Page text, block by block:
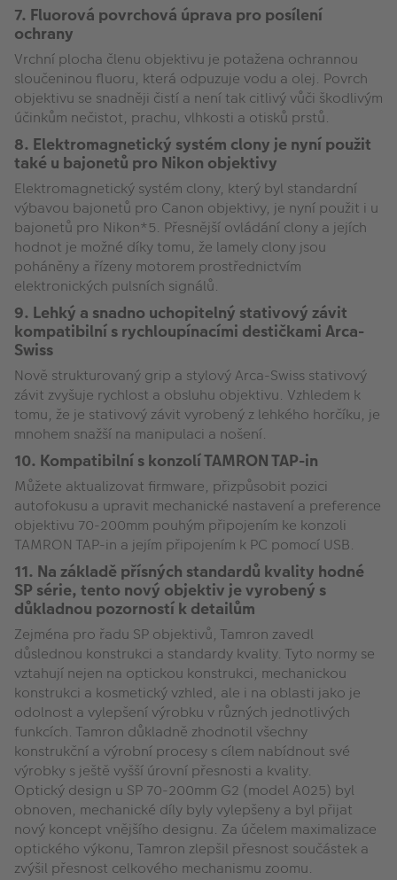
7. Fluorová povrchová úprava pro posílení
ochrany
Vrchní plocha členu objektivu je potažena ochrannou
sloučeninou fluoru, která odpuzuje vodu a olej. Povrch
objektivu se snadněji čistí a není tak citlivý vůči škodlivým
účinkům nečistot, prachu, vlhkosti a otisků prstů.
8. Elektromagnetický systém clony je nyní použit
také u bajonetů pro Nikon objektivy
Elektromagnetický systém clony, který byl standardní
výbavou bajonetů pro Canon objektivy, je nyní použit i u
bajonetů pro Nikon*5. Přesnější ovládání clony a jejích
hodnot je možné díky tomu, že lamely clony jsou
poháněny a řízeny motorem prostřednictvím
elektronických pulsních signálů.
9. Lehký a snadno uchopitelný stativový závit
kompatibilní s rychloupínacími destičkami Arca-
Swiss
Nově strukturovaný grip a stylový Arca-Swiss stativový
závit zvyšuje rychlost a obsluhu objektivu. Vzhledem k
tomu, že je stativový závit vyrobený z lehkého horčíku, je
mnohem snažší na manipulaci a nošení.
10. Kompatibilní s konzolí TAMRON TAP-in
Můžete aktualizovat firmware, přizpůsobit pozici
autofokusu a upravit mechanické nastavení a preference
objektivu 70-200mm pouhým připojením ke konzoli
TAMRON TAP-in a jejím připojením k PC pomocí USB.
11. Na základě přísných standardů kvality hodné
SP série, tento nový objektiv je vyrobený s
důkladnou pozorností k detailům
Zejména pro řadu SP objektivů, Tamron zavedl
důslednou konstrukci a standardy kvality. Tyto normy se
vztahují nejen na optickou konstrukci, mechanickou
konstrukci a kosmetický vzhled, ale i na oblasti jako je
odolnost a vylepšení výrobku v různých jednotlivých
funkcích. Tamron důkladně zhodnotil všechny
konstrukční a výrobní procesy s cílem nabídnout své
výrobky s ještě vyšší úrovní přesnosti a kvality.
Optický design u SP 70-200mm G2 (model A025) byl
obnoven, mechanické díly byly vylepšeny a byl přijat
nový koncept vnějšího designu. Za účelem maximalizace
optického výkonu, Tamron zlepšil přesnost součástek a
zvýšil přesnost celkového mechanismu zoomu.